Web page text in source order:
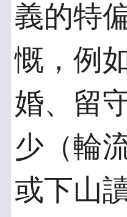
義的特
慨，例
婚、留
少（輪
或下山